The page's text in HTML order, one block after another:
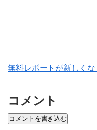
無料レポートが新しくな
コメント
コメントを書き込む